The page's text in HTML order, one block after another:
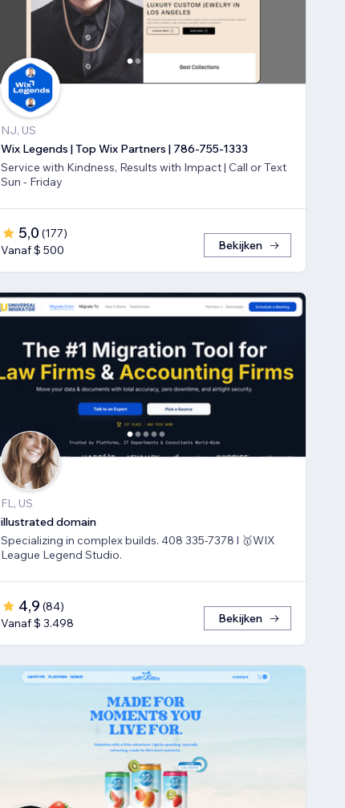
NJ, US
Wix Legends | Top Wix Partners | 786-755-1333
Service with Kindness, Results with Impact | Call or Text
Sun - Friday
5,0 (177)
Vanaf $ 500
Bekijken
FL, US
illustrated domain
Specializing in complex builds. 408 335-7378 l 🥇WIX
League Legend Studio.
4,9 (84)
Vanaf $ 3.498
Bekijken